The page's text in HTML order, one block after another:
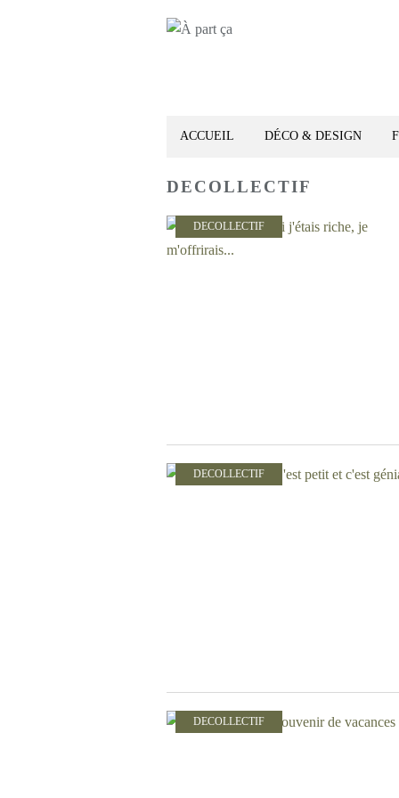
ACCUEIL DÉCO & DESIGN
DECOLLECTIF
DECOLLECTIF
DECOLLECTIF
DECOLLECTIF